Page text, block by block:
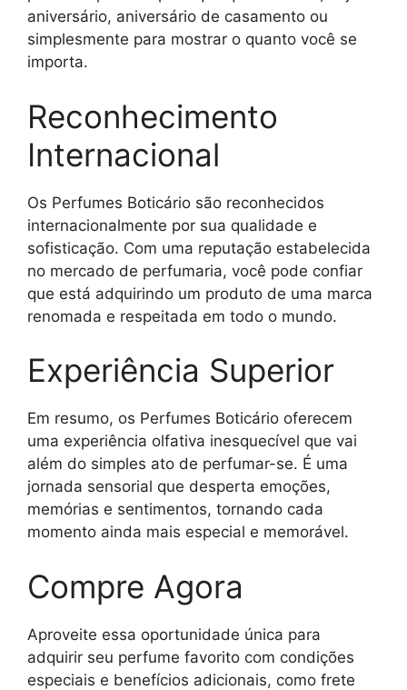
aniversário, aniversário de casamento ou
simplesmente para mostrar o quanto você se
importa.
Reconhecimento
Internacional
Os Perfumes Boticário são reconhecidos
internacionalmente por sua qualidade e
sofisticação. Com uma reputação estabelecida
no mercado de perfumaria, você pode confiar
que está adquirindo um produto de uma marca
renomada e respeitada em todo o mundo.
Experiência Superior
Em resumo, os Perfumes Boticário oferecem
uma experiência olfativa inesquecível que vai
além do simples ato de perfumar-se. É uma
jornada sensorial que desperta emoções,
memórias e sentimentos, tornando cada
momento ainda mais especial e memorável.
Compre Agora
Aproveite essa oportunidade única para
adquirir seu perfume favorito com condições
especiais e benefícios adicionais, como frete